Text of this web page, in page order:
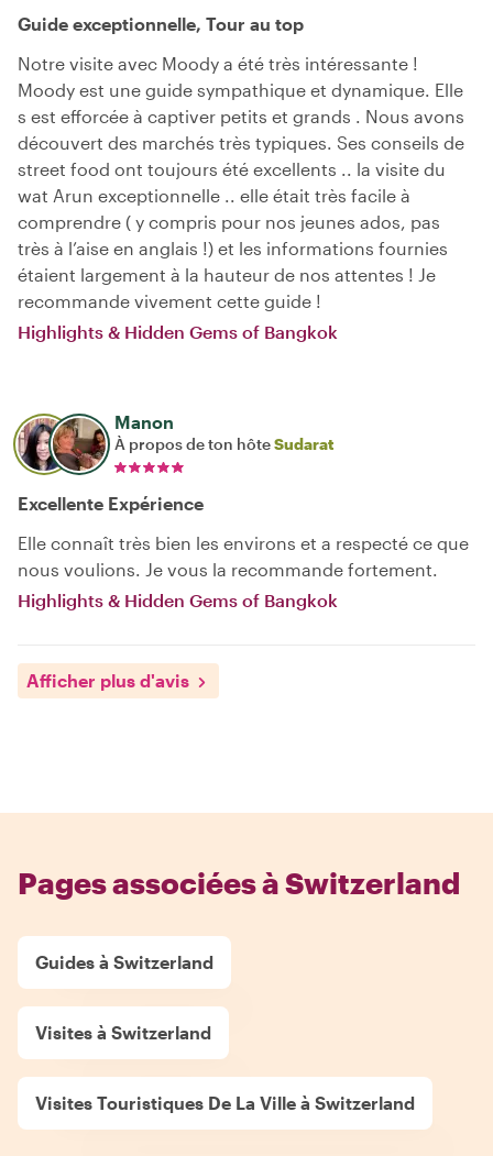
Guide exceptionnelle, Tour au top
Notre visite avec Moody a été très intéressante !
Moody est une guide sympathique et dynamique. Elle
s est efforcée à captiver petits et grands . Nous avons
découvert des marchés très typiques. Ses conseils de
street food ont toujours été excellents .. la visite du
wat Arun exceptionnelle .. elle était très facile à
comprendre ( y compris pour nos jeunes ados, pas
très à l’aise en anglais !) et les informations fournies
étaient largement à la hauteur de nos attentes ! Je
recommande vivement cette guide !
Highlights & Hidden Gems of Bangkok
Manon
À propos de ton hôteSudarat
Excellente Expérience
Elle connaît très bien les environs et a respecté ce que
nous voulions. Je vous la recommande fortement.
Highlights & Hidden Gems of Bangkok
Afficher plus d'avis
Pages associées à Switzerland
Guides à Switzerland
Visites à Switzerland
Visites Touristiques De La Ville à Switzerland